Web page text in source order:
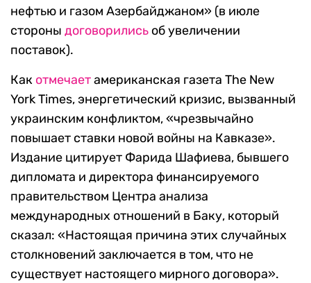
нефтью и газом Азербайджаном» (в июле
стороны договорились об увеличении
поставок).
Как отмечаетамериканская газета The New
York Times, энергетический кризис, вызванный
украинским конфликтом, «чрезвычайно
повышает ставки новой войны на Кавказе».
Издание цитирует Фарида Шафиева, бывшего
дипломата и директора финансируемого
правительством Центра анализа
международных отношений в Баку, который
сказал: «Настоящая причина этих случайных
столкновений заключается в том, что не
существует настоящего мирного договора».